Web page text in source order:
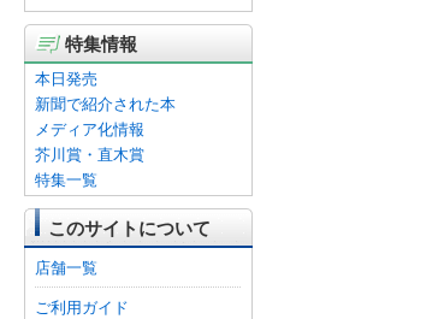
特集情報
本日発売
新聞で紹介された本
メディア化情報
芥川賞・直木賞
特集一覧
このサイトについて
店舗一覧
ご利用ガイド